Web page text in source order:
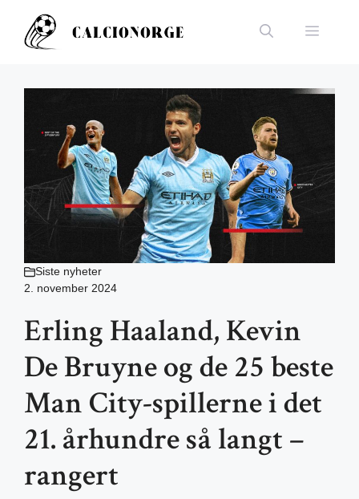
innhold
Meny
Siste nyheter
2. november 2024
Erling Haaland, Kevin
De Bruyne og de 25 beste
Man City-spillerne i det
21. århundre så langt –
rangert